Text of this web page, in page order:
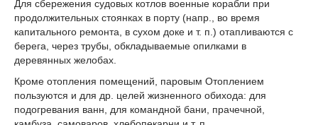
Для сбережения судовых котлов военные корабли при
продолжительных стоянках в порту (напр., во время
капитального ремонта, в сухом доке и т. п.) отапливаются с
берега, через трубы, обкладываемые опилками в
деревянных желобах.
Кроме отопления помещений, паровым Отоплением
пользуются и для др. целей жизненного обихода: для
подогревания ванн, для командной бани, прачечной,